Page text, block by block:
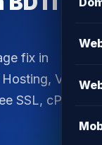
fix in
VPS
SSL, cPanel